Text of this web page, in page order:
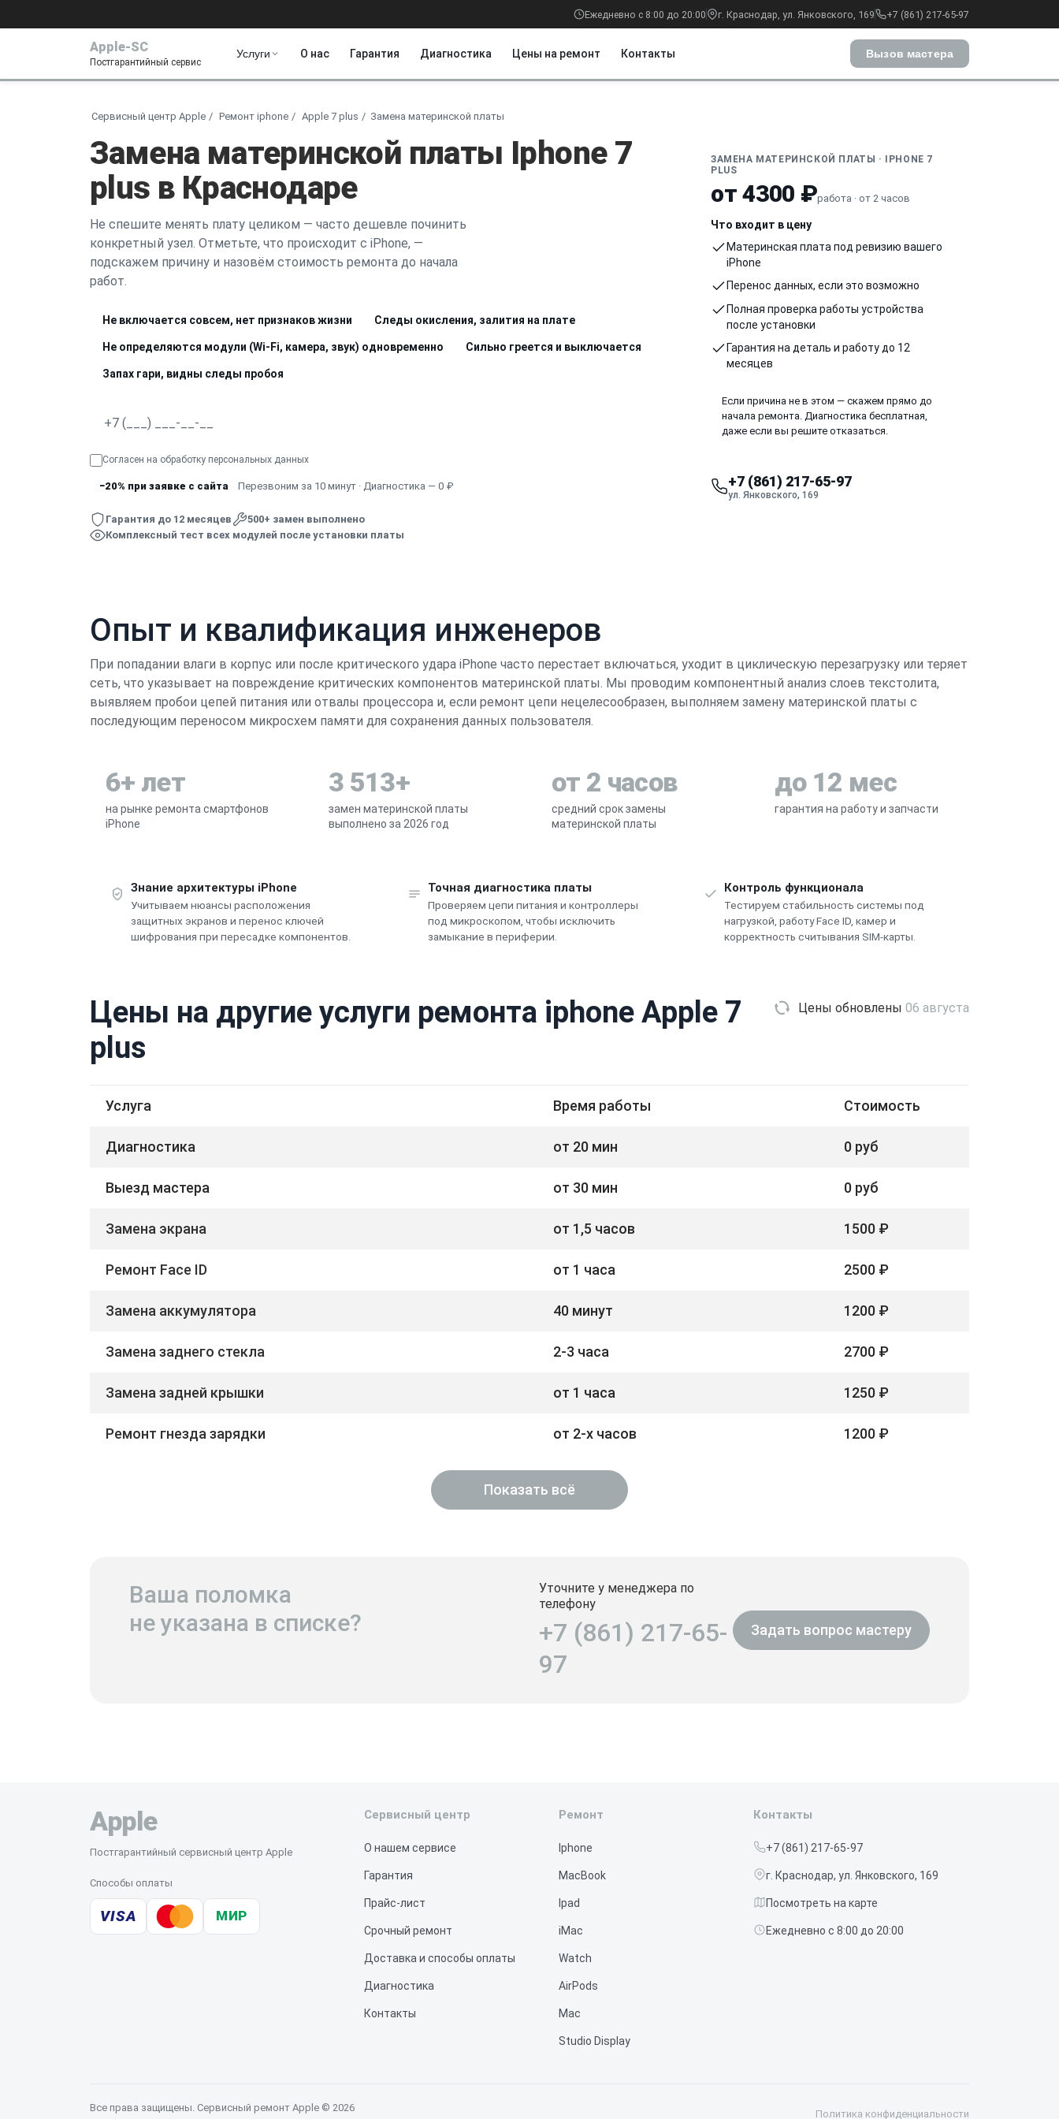
Ежедневно с 8:00 до 20:00 г. Краснодар, ул. Янковского, 169 +7 (861) 217-65-97
Apple-SC
Постгарантийный сервис
Услуги О нас Гарантия Диагностика Цены на ремонт Контакты Вызов мастера
Сервисный центр Apple Ремонт iphone Apple 7 plus Замена материнской платы
Замена материнской платы Iphone 7
plus в Краснодаре
Не спешите менять плату целиком — часто дешевле починить
конкретный узел. Отметьте, что происходит с iPhone, —
подскажем причину и назовём стоимость ремонта до начала
работ.
Не включается совсем, нет признаков жизни Следы окисления, залития на плате
Не определяются модули (Wi-Fi, камера, звук) одновременно Сильно греется и выключается
Запах гари, видны следы пробоя
Согласен на обработку персональных данных
−20% при заявке с сайта Перезвоним за 10 минут · Диагностика — 0 ₽
Гарантия до 12 месяцев
500+ замен выполнено
Комплексный тест всех модулей после установки платы
ЗАМЕНА МАТЕРИНСКОЙ ПЛАТЫ · IPHONE 7
PLUS
от 4300 ₽работа · от 2 часов
Что входит в цену
Материнская плата под ревизию вашего
iPhone
Перенос данных, если это возможно
Полная проверка работы устройства
после установки
Гарантия на деталь и работу до 12
месяцев
Если причина не в этом — скажем прямо до
начала ремонта. Диагностика бесплатная,
даже если вы решите отказаться.
+7 (861) 217-65-97
ул. Янковского, 169
Опыт и квалификация инженеров
При попадании влаги в корпус или после критического удара iPhone часто перестает включаться, уходит в циклическую перезагрузку или теряет
сеть, что указывает на повреждение критических компонентов материнской платы. Мы проводим компонентный анализ слоев текстолита,
выявляем пробои цепей питания или отвалы процессора и, если ремонт цепи нецелесообразен, выполняем замену материнской платы с
последующим переносом микросхем памяти для сохранения данных пользователя.
6+ лет
на рынке ремонта смартфонов
iPhone
3 513+
замен материнской платы
выполнено за 2026 год
от 2 часов
средний срок замены
материнской платы
до 12 мес
гарантия на работу и запчасти
Знание архитектуры iPhone
Учитываем нюансы расположения
защитных экранов и перенос ключей
шифрования при пересадке компонентов.
Точная диагностика платы
Проверяем цепи питания и контроллеры
под микроскопом, чтобы исключить
замыкание в периферии.
Контроль функционала
Тестируем стабильность системы под
нагрузкой, работу Face ID, камер и
корректность считывания SIM-карты.
Цены на другие услуги ремонта iphone Apple 7
plus
Цены обновлены 06 августа
Услуга Время работы Стоимость
Диагностика от 20 мин 0 руб
Выезд мастера от 30 мин 0 руб
Замена экрана от 1,5 часов 1500 ₽
Ремонт Face ID от 1 часа 2500 ₽
Замена аккумулятора 40 минут 1200 ₽
Замена заднего стекла 2-3 часа 2700 ₽
Замена задней крышки от 1 часа 1250 ₽
Ремонт гнезда зарядки от 2-х часов 1200 ₽
Показать всё
Ваша поломка
не указана в списке?
Уточните у менеджера по
телефону
+7 (861) 217-65-
97
Задать вопрос мастеру
Apple
Постгарантийный сервисный центр Apple
Способы оплаты
VISA МИР
Сервисный центр
О нашем сервисе
Гарантия
Прайс-лист
Срочный ремонт
Доставка и способы оплаты
Диагностика
Контакты
Ремонт
Iphone
MacBook
Ipad
iMac
Watch
AirPods
Mac
Studio Display
Контакты
+7 (861) 217-65-97
г. Краснодар, ул. Янковского, 169
Посмотреть на карте
Ежедневно с 8:00 до 20:00
Все права защищены. Сервисный ремонт Apple © 2026
Политика конфиденциальности